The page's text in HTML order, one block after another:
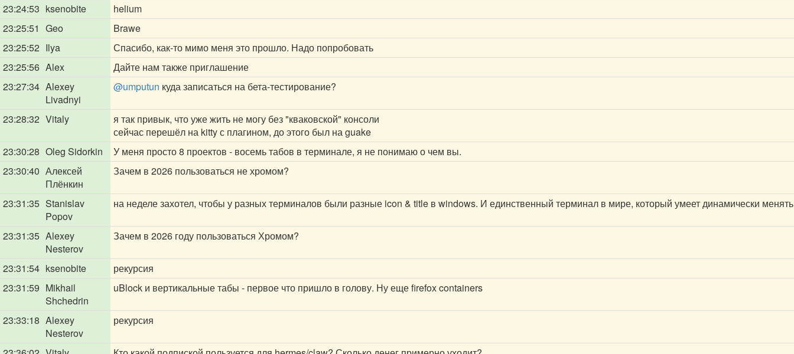
23:24:53 ksenobite
helium
23:25:51 Geo
Brawe
23:25:52 Ilya
Спасибо, как-то мимо меня это прошло. Надо попробовать
23:25:56 Alex
Дайте нам также приглашение
23:27:34 Alexey
Livadnyi
@umputun куда записаться на бета-тестирование?
23:28:32 Vitaly
я так привык, что уже жить не могу без "кваковской" консоли
сейчас перешёл на kitty с плагином, до этого был на guake
23:30:28 Oleg Sidorkin
У меня просто 8 проектов - восемь табов в терминале, я не понимаю о чем вы.
23:30:40 Алексей
Плёнкин
Зачем в 2026 пользоваться не хромом?
23:31:35 Stanislav
Popov
на неделе захотел, чтобы у разных терминалов были разные icon & title в windows. И единственный терминал в мире, который умеет динамически
23:31:35 Alexey
Nesterov
Зачем в 2026 году пользоваться Хромом?
23:31:54 ksenobite
рекурсия
23:31:59 Mikhail
Shchedrin
uBlock и вертикальные табы - первое что пришло в голову. Ну еще firefox containers
23:33:18 Alexey
Nesterov
рекурсия